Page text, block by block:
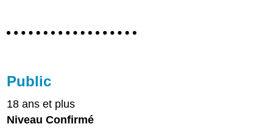
Public
18 ans et plus
Niveau Confirmé